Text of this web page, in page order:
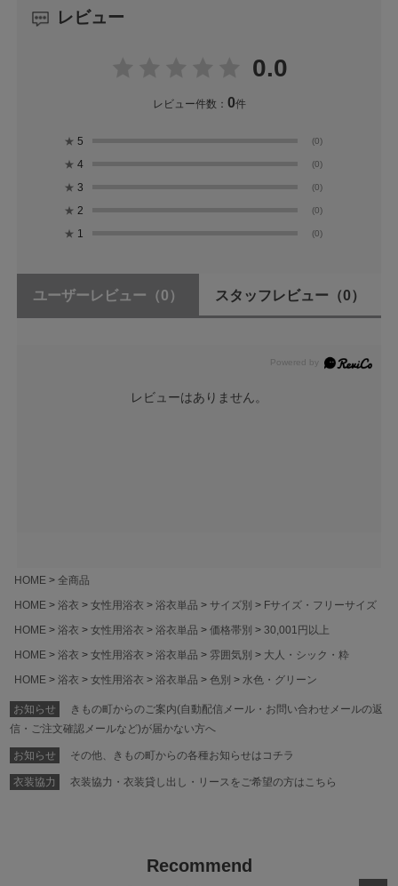
レビュー
0.0
レビュー件数： 0件
★ 5 (0)
★ 4 (0)
★ 3 (0)
★ 2 (0)
★ 1 (0)
ユーザーレビュー （0） スタッフレビュー （0）
レビューはありません。
HOME
全商品
HOME
浴衣 女性用浴衣 浴衣単品 サイズ別
Fサイズ・フリーサイズ
HOME
浴衣 女性用浴衣 浴衣単品 価格帯別
30,001円以上
HOME
浴衣 女性用浴衣 浴衣単品 雰囲気別
大人・シック・粋
HOME
浴衣 女性用浴衣 浴衣単品 色別 水色・グリーン
お知らせ
きもの町からのご案内(自動配信メール・お問い合わせメールの返
信・ご注文確認メールなど)が届かない方へ
お知らせ その他、きもの町からの各種お知らせはコチラ
衣装協力 衣装協力・衣装貸し出し・リースをご希望の方はこちら
Recommend